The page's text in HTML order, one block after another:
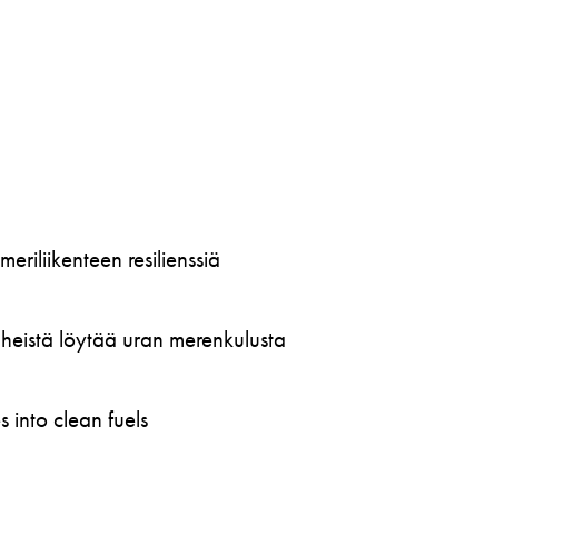
resilienssiä
löytää uran merenkulusta
into clean fuels